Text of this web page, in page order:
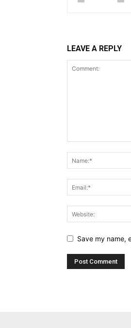
LEAVE A REPLY
Save my name,